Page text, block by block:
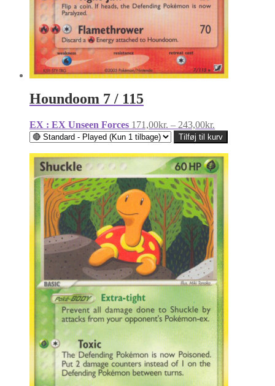
Houndoom 7 / 115
EX : EX Unseen Forces 171,00kr. – 243,00kr.
171,00kr.
til
243,00kr.
Tilføj til kurv